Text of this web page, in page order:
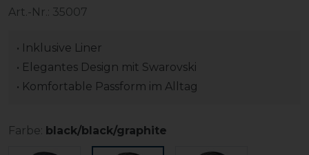
Art.-Nr.: 35007
• Inklusive Liner
• Elegantes Design mit Swarovski
• Komfortable Passform im Alltag
Farbe: black/black/graphite